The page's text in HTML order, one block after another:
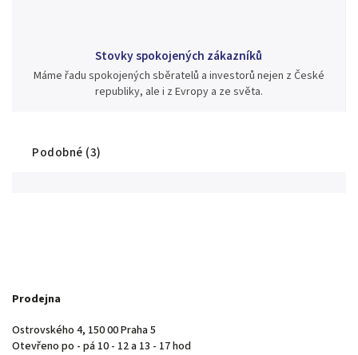
Stovky spokojených zákazníků
Máme řadu spokojených sběratelů a investorů nejen z České
republiky, ale i z Evropy a ze světa.
Podobné (3)
Prodejna
Ostrovského 4, 150 00 Praha 5
Otevřeno po - pá 10 - 12 a 13 - 17 hod